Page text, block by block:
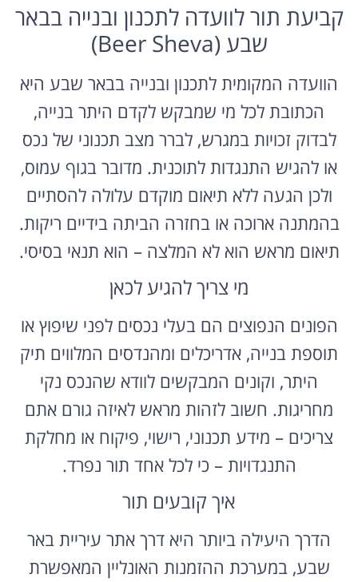
קביעת תור לוועדה לתכנון ובנייה בבאר
שבע (Beer Sheva)
הוועדה המקומית לתכנון ובנייה בבאר שבע היא
הכתובת לכל מי שמבקש לקדם היתר בנייה,
לבדוק זכויות במגרש, לברר מצב תכנוני של נכס
או להגיש התנגדות לתוכנית. מדובר בגוף עמוס,
ולכן הגעה ללא תיאום מוקדם עלולה להסתיים
בהמתנה ארוכה או בחזרה הביתה בידיים ריקות.
תיאום מראש הוא לא המלצה – הוא תנאי בסיסי.
מי צריך להגיע לכאן
הפונים הנפוצים הם בעלי נכסים לפני שיפוץ או
תוספת בנייה, אדריכלים ומהנדסים המלווים תיק
היתר, וקונים המבקשים לוודא שהנכס נקי
מחריגות. חשוב לזהות מראש לאיזה גורם אתם
צריכים – מידע תכנוני, רישוי, פיקוח או מחלקת
התנגדויות – כי לכל אחד תור נפרד.
איך קובעים תור
הדרך היעילה ביותר היא דרך אתר עיריית באר
שבע, במערכת ההזמנות האונליין המאפשרת